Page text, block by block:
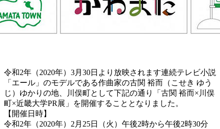
令和2年（2020年）3月30日より放映されます連続テレビ小説
「エール」のモデルである作曲家の古関 裕而（こせき ゆう
じ）ゆかりの地、川俣町として下記の通り「古関 裕而×川俣
町×近畿大学PR展」を開催することとなりました。
【開催日時】
令和2年（2020年）2月25日（火）午後2時から午後2時30分